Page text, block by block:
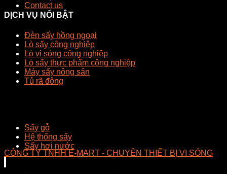
Contact us
DỊCH VỤ NỔI BẬT
Đèn sấy hồng ngoại
Lò sấy công nghiệp
Lò vi sóng công nghiệp
Lò sấy thực phẩm công nghiệp
Máy sấy nông sản
Tủ rã đông
Sấy gỗ
Hệ thống sấy
Sấy hơi nước
CÔNG TY TNHH E-MART - CHUYÊN THIẾT BỊ VI SÓNG